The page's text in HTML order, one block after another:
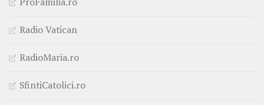
Radio Vatican
RadioMaria.ro
SfintiCatolici.ro